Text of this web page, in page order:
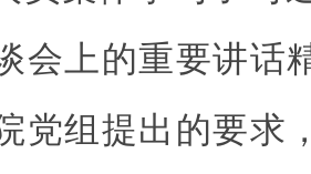
会上的重要讲话
党组提出的要求